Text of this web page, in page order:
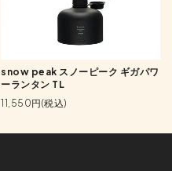
snow peak スノーピーク ギガパワ
ーランタン TL
11,550円(税込)